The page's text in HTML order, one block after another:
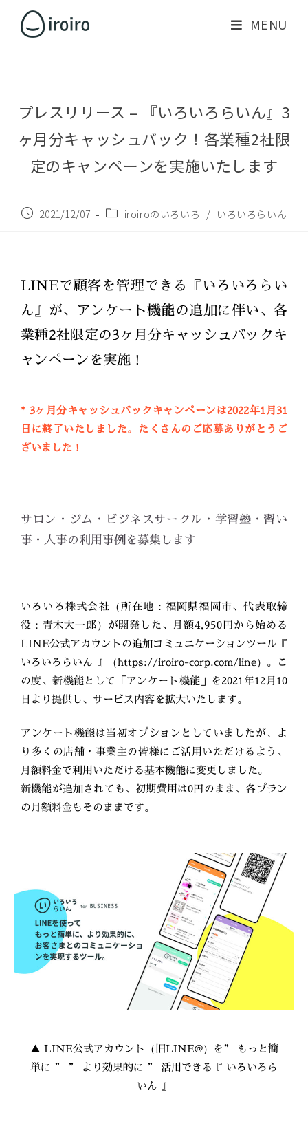
MENU
プレスリリース – 『いろいろらいん』3
ヶ月分キャッシュバック！各業種2社限
定のキャンペーンを実施いたします
2021/12/07 iroiroのいろいろ / いろいろらいん
LINEで顧客を管理できる『いろいろらい
ん』が、アンケート機能の追加に伴い、各
業種2社限定の3ヶ月分キャッシュバックキ
ャンペーンを実施！
* 3ヶ月分キャッシュバックキャンペーンは2022年1月31
日に終了いたしました。たくさんのご応募ありがとうご
ざいました！
サロン・ジム・ビジネスサークル・学習塾・習い
事・人事の利用事例を募集します
いろいろ株式会社（所在地：福岡県福岡市、代表取締
役：青木大一郎）が開発した、月額4,950円から始める
LINE公式アカウントの追加コミュニケーションツール『
いろいろらいん 』（https://iroiro-corp.com/line）。こ
の度、新機能として「アンケート機能」を2021年12月10
日より提供し、サービス内容を拡大いたします。
アンケート機能は当初オプションとしていましたが、よ
り多くの店舗・事業主の皆様にご活用いただけるよう、
月額料金で利用いただける基本機能に変更しました。
新機能が追加されても、初期費用は0円のまま、各プラン
の月額料金もそのままです。
▲ LINE公式アカウント（旧LINE@）を” もっと簡
単に ” ” より効果的に ” 活用できる『 いろいろら
いん 』